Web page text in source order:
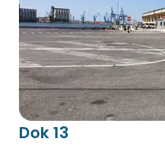
Dok 13